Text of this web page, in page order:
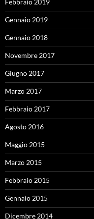
Febbraio 2019
Gennaio 2019
Gennaio 2018
Novembre 2017
Giugno 2017
Marzo 2017
Febbraio 2017
Agosto 2016
Maggio 2015
Marzo 2015
Febbraio 2015
Gennaio 2015
Dicembre 2014